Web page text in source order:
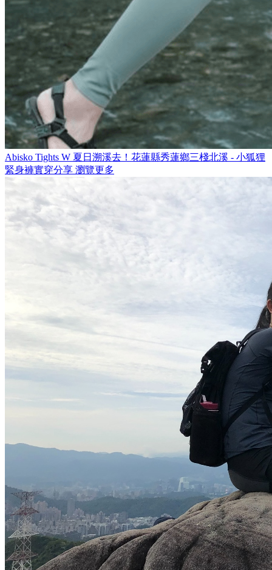
Abisko Tights W 夏日溯溪去！花蓮縣秀蓮鄉三棧北溪 - 小狐狸
緊身褲實穿分享 瀏覽更多